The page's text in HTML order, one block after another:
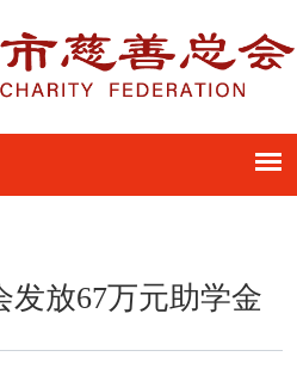
发放67万元助学金